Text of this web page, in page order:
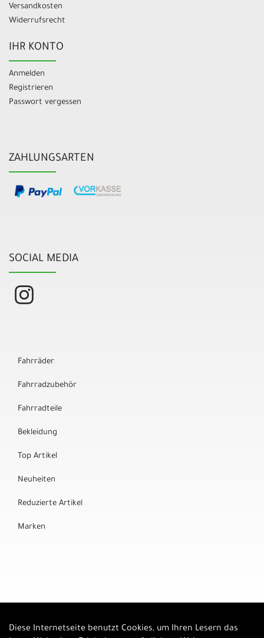
Versandkosten
Widerrufsrecht
IHR KONTO
Anmelden
Registrieren
Passwort vergessen
ZAHLUNGSARTEN
SOCIAL MEDIA
Fahrräder
Fahrradzubehör
Fahrradteile
Bekleidung
Top Artikel
Neuheiten
Reduzierte Artikel
Marken
Diese Internetseite benutzt Cookies, um Ihren Lesern das
Auftrag widerrufen